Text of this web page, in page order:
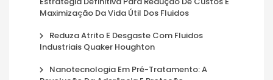
Maximização Da Vida Útil Dos Fluidos
Reduza Atrito E Desgaste Com Fluidos
Industriais Quaker Houghton
Nanotecnologia Em Pré-Tratamento: A